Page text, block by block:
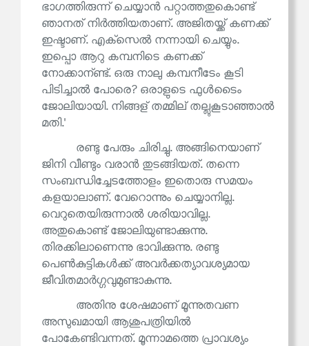
ഭാഗത്തിരുന്ന് ചെയ്യാൻ പറ്റാത്തതുകൊണ്ട്
ഞാനത് നിർത്തിയതാണ്. അജിതയ്ക്ക് കണക്ക്
ഇഷ്ടാണ്. എക്‌സെൽ നന്നായി ചെയ്യും.
ഇപ്പൊ ആറു കമ്പനിടെ കണക്ക്
നോക്കാന്ണ്ട്. ഒരു നാലു കമ്പനീടേം കൂടി
പിടിച്ചാൽ പോരെ? ഒരാളുടെ ഫുൾടൈം
ജോലിയായി. നിങ്ങള് തമ്മില് തല്ലുകൂടാഞ്ഞാൽ
മതി.'
രണ്ടു പേരും ചിരിച്ചു. അങ്ങിനെയാണ്
ജിനി വീണ്ടും വരാൻ തുടങ്ങിയത്. തന്നെ
സംബന്ധിച്ചേടത്തോളം ഇതൊരു സമയം
കളയാലാണ്. വേറൊന്നും ചെയ്യാനില്ല.
വെറുതെയിരുന്നാൽ ശരിയാവില്ല.
അതുകൊണ്ട് ജോലിയുണ്ടാക്കുന്നു.
തിരക്കിലാണെന്നു ഭാവിക്കുന്നു. രണ്ടു
പെൺകുട്ടികൾക്ക് അവർക്കത്യാവശ്യമായ
ജീവിതമാർഗ്ഗവുമുണ്ടാകുന്നു.
അതിനു ശേഷമാണ് മൂന്നുതവണ
അസുഖമായി ആശുപത്രിയിൽ
പോകേണ്ടിവന്നത്. മൂന്നാമത്തെ പ്രാവശ്യം